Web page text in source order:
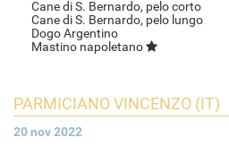
Cane di S. Bernardo, pelo corto
Cane di S. Bernardo, pelo lungo
Dogo Argentino
Mastino napoletano
PARMICIANO VINCENZO (IT)
20 nov 2022